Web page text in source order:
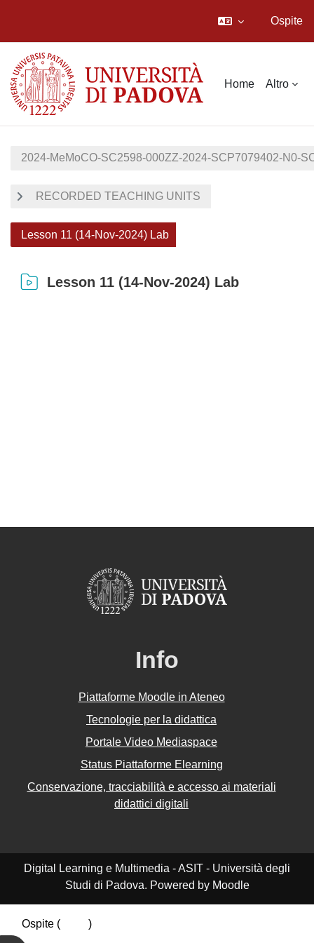
Ospite
Home Altro
2024-MeMoCO-SC2598-000ZZ-2024-SCP7079402-N0-
RECORDED TEACHING UNITS
Lesson 11 (14-Nov-2024) Lab
Lesson 11 (14-Nov-2024) Lab
Info
Piattaforme Moodle in Ateneo
Tecnologie per la didattica
Portale Video Mediaspace
Status Piattaforme Elearning
Conservazione, tracciabilità e accesso ai materiali
didattici digitali
Digital Learning e Multimedia - ASIT - Università degli
Studi di Padova. Powered by Moodle
Ospite (
)
Riepilogo della conservazione dei dati